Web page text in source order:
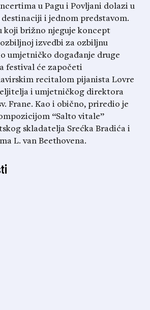
u Pagu i Povljani dolazi u
i jednom predstavom.
koji brižno njeguje koncept
izvedbi za ozbiljnu
umjetničko događanje druge
festival će započeti
recitalom pijanista Lovre
i umjetničkog direktora
Frane. Kao i obično, priredio je
“Salto vitale”
skladatelja Srećka Bradića i
L. van Beethovena.